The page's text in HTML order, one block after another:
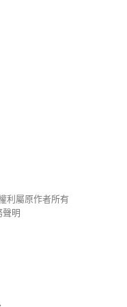
利屬原作者所有
聲明